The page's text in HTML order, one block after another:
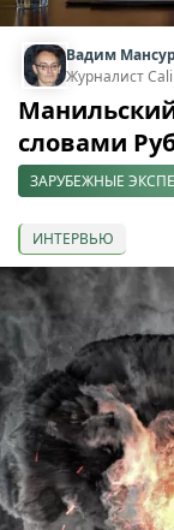
Вадим
Журналист
Манильский
словами
ЗАРУБЕЖНЫЕ
ИНТЕРВЬЮ